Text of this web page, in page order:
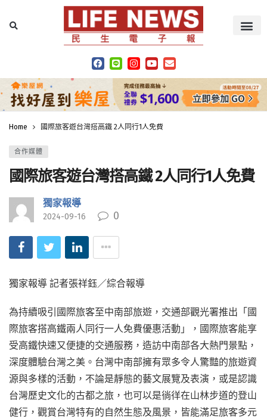
Home 國際旅客遊台灣搭高鐵 2人同行1人免費
合作媒體
國際旅客遊台灣搭高鐵 2人同行1人免費
獨家報導
2024-09-16 0
獨家報導 記者張祥鈺／綜合報導
為持續吸引國際旅客至中南部旅遊，交通部觀光署推出「國
際旅客搭高鐵兩人同行一人免費優惠活動」，國際旅客能享
受高鐵快速又便捷的交通服務，造訪中南部各大熱門景點，
深度體驗台灣之美。台灣中南部擁有眾多令人驚豔的旅遊資
源與多樣的活動，不論是靜態的藝文展覽及表演，或是認識
台灣歷史文化的古都之旅，也可以是徜徉在山林步道的登山
健行，觀賞台灣特有的自然生態及風景，皆能滿足旅客多元